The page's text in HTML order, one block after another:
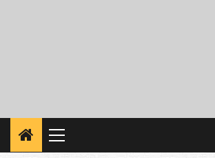
Primary
Menu